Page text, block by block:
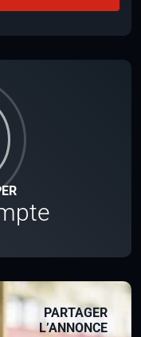
PARTAGER
L’ANNONCE